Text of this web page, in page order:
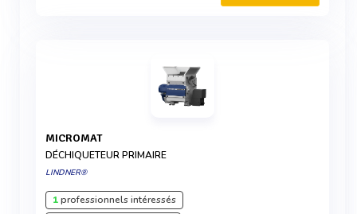
MICROMAT
DÉCHIQUETEUR PRIMAIRE
LINDNER®
1professionnels intéressés